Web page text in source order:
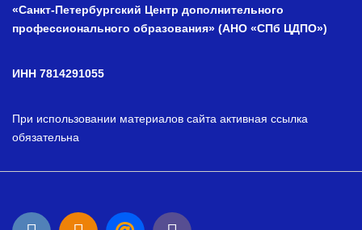
«Санкт-Петербургский Центр дополнительного
профессионального образования» (АНО «СПб ЦДПО»)
ИНН 7814291055
При использовании материалов сайта активная ссылка
обязательна